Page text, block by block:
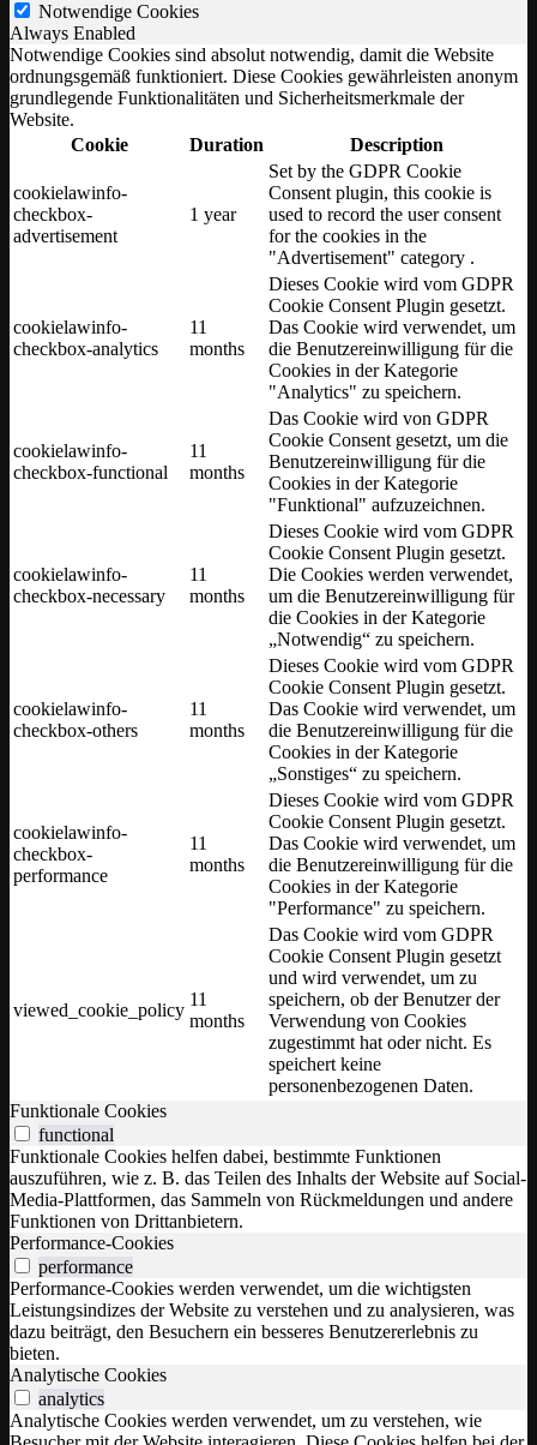
Notwendige Cookies
Always Enabled
Notwendige Cookies sind absolut notwendig, damit die Website
ordnungsgemäß funktioniert. Diese Cookies gewährleisten anonym
grundlegende Funktionalitäten und Sicherheitsmerkmale der
Website.
Cookie
Duration Description
cookielawinfo-
checkbox-
advertisement
1 year
Set by the GDPR Cookie
Consent plugin, this cookie is
used to record the user consent
for the cookies in the
"Advertisement" category .
cookielawinfo-
checkbox-analytics
11
months
Dieses Cookie wird vom GDPR
Cookie Consent Plugin gesetzt.
Das Cookie wird verwendet, um
die Benutzereinwilligung für die
Cookies in der Kategorie
"Analytics" zu speichern.
cookielawinfo-
checkbox-functional
11
months
Das Cookie wird von GDPR
Cookie Consent gesetzt, um die
Benutzereinwilligung für die
Cookies in der Kategorie
"Funktional" aufzuzeichnen.
cookielawinfo-
checkbox-necessary
11
months
Dieses Cookie wird vom GDPR
Cookie Consent Plugin gesetzt.
Die Cookies werden verwendet,
um die Benutzereinwilligung für
die Cookies in der Kategorie
„Notwendig“ zu speichern.
cookielawinfo-
checkbox-others
11
months
Dieses Cookie wird vom GDPR
Cookie Consent Plugin gesetzt.
Das Cookie wird verwendet, um
die Benutzereinwilligung für die
Cookies in der Kategorie
„Sonstiges“ zu speichern.
cookielawinfo-
checkbox-
performance
11
months
Dieses Cookie wird vom GDPR
Cookie Consent Plugin gesetzt.
Das Cookie wird verwendet, um
die Benutzereinwilligung für die
Cookies in der Kategorie
"Performance" zu speichern.
viewed_cookie_policy
11
months
Das Cookie wird vom GDPR
Cookie Consent Plugin gesetzt
und wird verwendet, um zu
speichern, ob der Benutzer der
Verwendung von Cookies
zugestimmt hat oder nicht. Es
speichert keine
personenbezogenen Daten.
Funktionale Cookies
functional
Funktionale Cookies helfen dabei, bestimmte Funktionen
auszuführen, wie z. B. das Teilen des Inhalts der Website auf Social-
Media-Plattformen, das Sammeln von Rückmeldungen und andere
Funktionen von Drittanbietern.
Performance-Cookies
performance
Performance-Cookies werden verwendet, um die wichtigsten
Leistungsindizes der Website zu verstehen und zu analysieren, was
dazu beiträgt, den Besuchern ein besseres Benutzererlebnis zu
bieten.
Analytische Cookies
analytics
Analytische Cookies werden verwendet, um zu verstehen, wie